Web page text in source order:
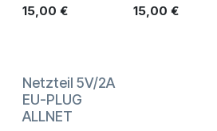
15,00 € 15,00 €
Netzteil 5V/2A
EU-PLUG
ALLNET